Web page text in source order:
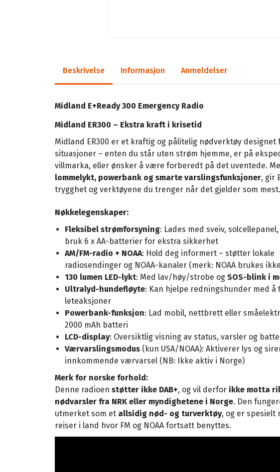
Beskrivelse Informasjon Anmeldelser
Midland E+Ready 300 Emergency Radio
Midland ER300 – Ekstra kraft i krisetid
Midland ER300 er et kraftig og pålitelig nødverktøy designet
situasjoner – enten du står uten strøm hjemme, er på
villmarka, eller ønsker å være forberedt på det uventede.
lommelykt, powerbank og smarte varslingsfunksjoner, gir
trygghet og verktøyene du trenger når det gjelder som mest.
Nøkkelegenskaper:
Fleksibel strømforsyning: Lades med sveiv, solcellepanel,
bruk 6 x AA-batterier for ekstra sikkerhet
AM/FM-radio + NOAA: Hold deg informert – støtter lokale
radiosendinger og NOAA-kanaler (merk: NOAA brukes
130 lumen LED-lykt: Med lav/høy/strobe og SOS-blink i
Ultralyd-hundefløyte: Kan hjelpe redningshunder med å
leteaksjoner
Powerbank-funksjon: Lad mobil, nettbrett eller
2000 mAh batteri
LCD-display: Oversiktlig visning av status, varsler og
Værvarslingsmodus (kun USA/NOAA): Aktiverer lys og
innkommende værvarsel (NB: Ikke aktiv i Norge)
Merk for norske forhold:
Denne radioen støtter ikke DAB+, og vil derfor ikke motta
nødvarsler fra NRK eller myndighetene i Norge. Den
utmerket som et allsidig nød- og turverktøy, og er spesielt
reiser i land hvor FM og NOAA fortsatt benyttes.